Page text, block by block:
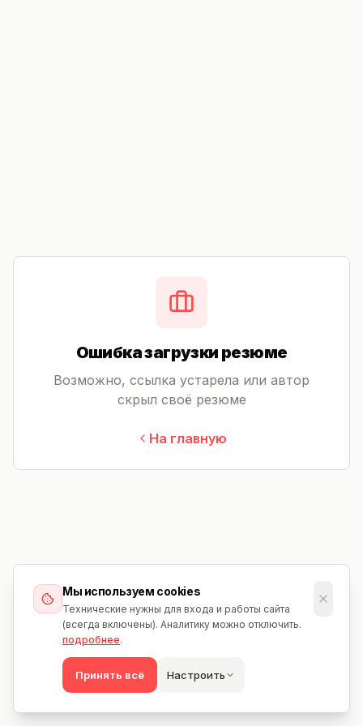
Мы используем cookies
Технические нужны для входа и работы сайта
(всегда включены). Аналитику можно отключить.
подробнее.
Принять всё Настроить
Ошибка загрузки резюме
Возможно, ссылка устарела или автор
скрыл своё резюме
На главную